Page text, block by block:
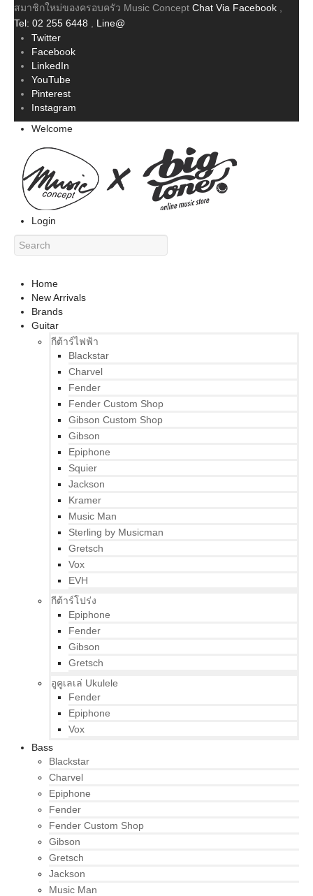
สมาชิกใหม่ของครอบครัว Music Concept Chat Via Facebook
Tel: 02 255 6448
Line@
Twitter
Facebook
LinkedIn
YouTube
Pinterest
Instagram
Welcome
Login
Home
New Arrivals
Brands
Guitar
กีต้าร์ไฟฟ้า
Blackstar
Charvel
Fender
Fender Custom Shop
Gibson Custom Shop
Gibson
Epiphone
Squier
Jackson
Kramer
Music Man
Sterling by Musicman
Gretsch
Vox
EVH
กีต้าร์โปร่ง
Epiphone
Fender
Gibson
Gretsch
อูคูเลเล่ Ukulele
Fender
Epiphone
Vox
Bass
Blackstar
Charvel
Epiphone
Fender
Fender Custom Shop
Gibson
Gretsch
Jackson
Music Man